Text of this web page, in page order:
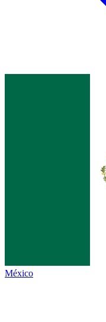
México